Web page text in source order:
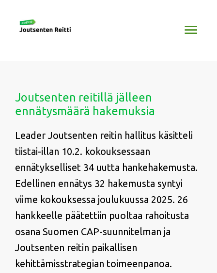
sisältöön
Joutsenten reitillä jälleen
ennätysmäärä hakemuksia
Leader Joutsenten reitin hallitus käsitteli
tiistai-illan 10.2. kokouksessaan
ennätykselliset 34 uutta hankehakemusta.
Edellinen ennätys 32 hakemusta syntyi
viime kokouksessa joulukuussa 2025. 26
hankkeelle päätettiin puoltaa rahoitusta
osana Suomen CAP-suunnitelman ja
Joutsenten reitin paikallisen
kehittämisstrategian toimeenpanoa.